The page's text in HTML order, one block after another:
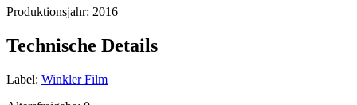
Produktionsjahr: 2016
Technische Details
Label: Winkler Film